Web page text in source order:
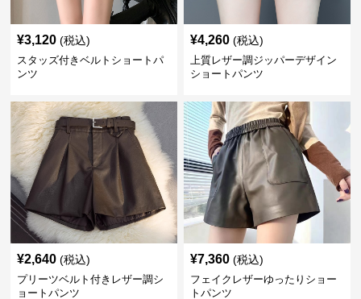
¥3,120 (税込)
スタッズ付きベルトショートパ
ンツ
¥4,260 (税込)
上質レザー調ジッパーデザイン
ショートパンツ
¥2,640 (税込)
プリーツベルト付きレザー調シ
ョートパンツ
¥7,360 (税込)
フェイクレザーゆったりショー
トパンツ